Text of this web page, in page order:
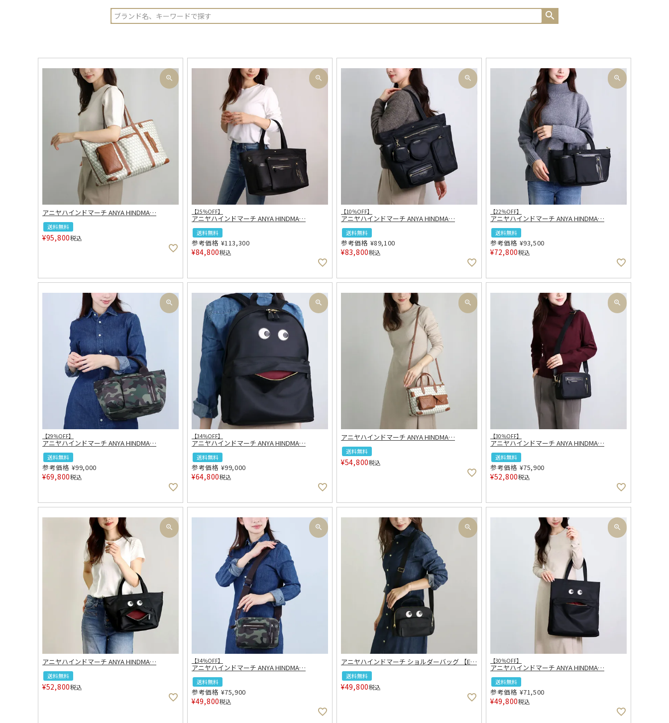
アニヤハインドマーチ ANYA HINDMA…
送料無料
¥95,800税込
【25％OFF】
アニヤハインドマーチ ANYA HINDMA…
送料無料
参考価格 ¥113,300
¥84,800税込
【10％OFF】
アニヤハインドマーチ ANYA HINDMA…
送料無料
参考価格 ¥89,100
¥83,800税込
【22％OFF】
アニヤハインドマーチ ANYA HINDMA…
送料無料
参考価格 ¥93,500
¥72,800税込
【29％OFF】
アニヤハインドマーチ ANYA HINDMA…
送料無料
参考価格 ¥99,000
¥69,800税込
【34％OFF】
アニヤハインドマーチ ANYA HINDMA…
送料無料
参考価格 ¥99,000
¥64,800税込
アニヤハインドマーチ ANYA HINDMA…
送料無料
¥54,800税込
【30％OFF】
アニヤハインドマーチ ANYA HINDMA…
送料無料
参考価格 ¥75,900
¥52,800税込
アニヤハインドマーチ ANYA HINDMA…
送料無料
¥52,800税込
【34％OFF】
アニヤハインドマーチ ANYA HINDMA…
送料無料
参考価格 ¥75,900
¥49,800税込
アニヤハインドマーチ ショルダーバッグ 【E…
送料無料
¥49,800税込
【30％OFF】
アニヤハインドマーチ ANYA HINDMA…
送料無料
参考価格 ¥71,500
¥49,800税込